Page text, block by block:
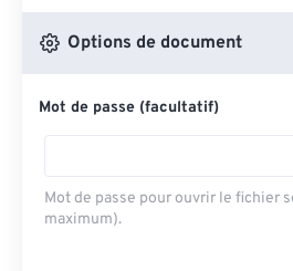
Depuis OneDrive
Depuis l'URL
Options de document
Mot de passe (facultatif)
Mot de passe pour ouvrir le fichier
maximum).